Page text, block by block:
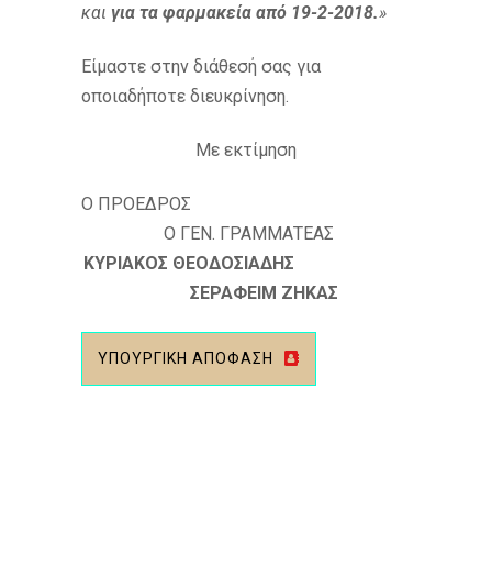
και για τα φαρμακεία από 19-2-2018.»
Είμαστε στην διάθεσή σας για
οποιαδήποτε διευκρίνηση.
Με εκτίμηση
Ο ΠΡΟΕΔΡΟΣ
Ο ΓΕΝ. ΓΡΑΜΜΑΤΕΑΣ
ΚΥΡΙΑΚΟΣ ΘΕΟΔΟΣΙΑΔΗΣ
ΣΕΡΑΦΕΙΜ ΖΗΚΑΣ
ΥΠΟΥΡΓΙΚΗ ΑΠΟΦΑΣΗ